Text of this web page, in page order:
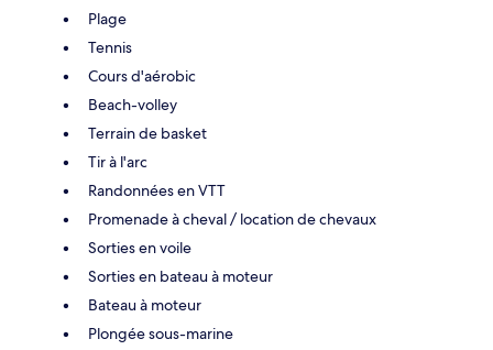
Plage
Tennis
Cours d'aérobic
Beach-volley
Terrain de basket
Tir à l'arc
Randonnées en VTT
Promenade à cheval / location de chevaux
Sorties en voile
Sorties en bateau à moteur
Bateau à moteur
Plongée sous-marine